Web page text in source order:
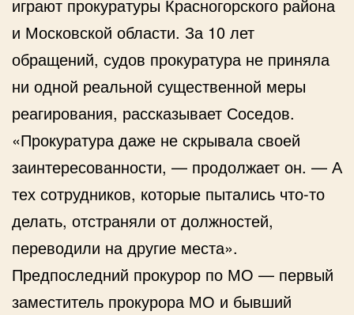
играют прокуратуры Красногорского района
и Московской области. За 10 лет
обращений, судов прокуратура не приняла
ни одной реальной существенной меры
реагирования, рассказывает Соседов.
«Прокуратура даже не скрывала своей
заинтересованности, — продолжает он. — А
тех сотрудников, которые пытались что-то
делать, отстраняли от должностей,
переводили на другие места».
Предпоследний прокурор по МО — первый
заместитель прокурора МО и бывший